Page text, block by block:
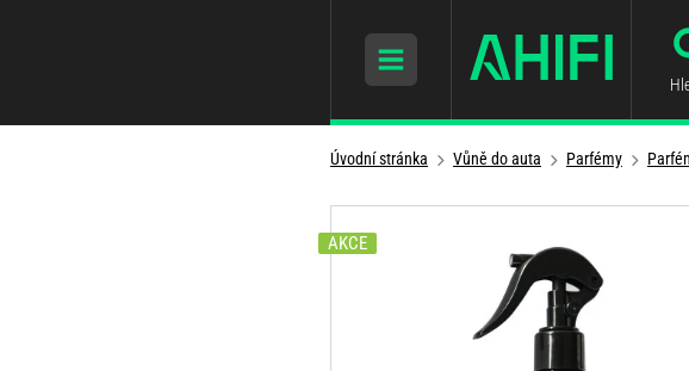
Úvodní stránka Vůně do auta Parfémy
AKCE